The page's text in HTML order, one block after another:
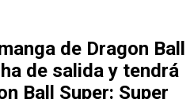
de Dragon Ball
de salida y tendrá
Ball Super: Super